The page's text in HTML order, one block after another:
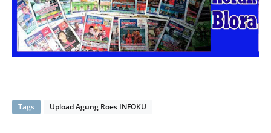
Tags Upload Agung Roes INFOKU